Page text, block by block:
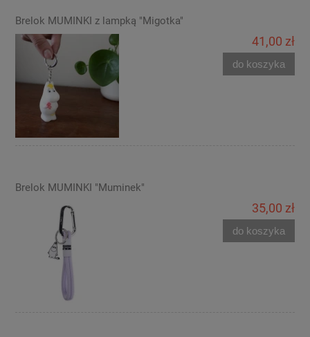
Brelok MUMINKI z lampką "Migotka"
41,00 zł
do koszyka
Brelok MUMINKI "Muminek"
35,00 zł
do koszyka